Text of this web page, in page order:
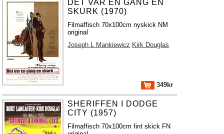
DET VAR EN GÅNG EN
SKURK (1970)
Filmaffisch 70x100cm nyskick NM
original
Joseph L Mankiewicz Kirk Douglas
349kr
SHERIFFEN I DODGE
CITY (1957)
Filmaffisch 70x100cm fint skick FN